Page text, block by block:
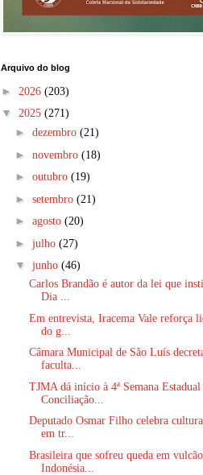
Arquivo do blog
► 2026 (203)
▼ 2025 (271)
► dezembro (21)
► novembro (18)
► outubro (19)
► setembro (21)
► agosto (20)
► julho (27)
▼ junho (46)
Carlos Brandão é autor da lei que
Dia ...
Em entrevista, Iracema Vale reforça
do g...
Câmara Municipal de São Luís
faculta...
TJMA dá início à 4ª Semana Estadual
Conciliação...
Deputado Osmar Filho celebra
em tr...
Brasileira que sofreu queda em
Indonésia...